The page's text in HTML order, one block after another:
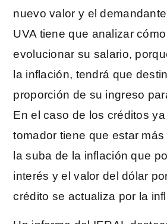
nuevo valor y el
UVA tiene que analizar
evolucionar su salario,
la inflación, tendrá que
proporción de su ingreso
En el caso de los créditos
tomador tiene que estar
la suba de la inflación que
interés y el valor del dólar
crédito se actualiza por la